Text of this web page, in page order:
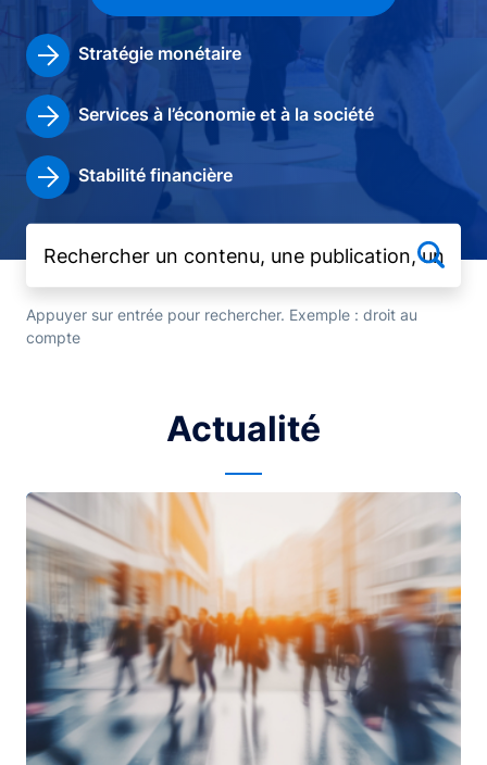
Stratégie monétaire
Services à l’économie et à la société
Stabilité financière
Appuyer sur entrée pour rechercher. Exemple : droit au
compte
Actualité
Image